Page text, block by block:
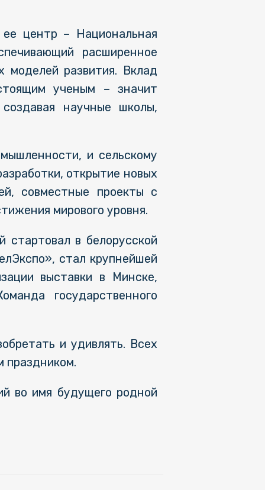
центр – Национальная
расширенное
моделей развития. Вклад
ученым – значит
научные школы,
и сельскому
открытие новых
совместные проекты с
мирового уровня.
стартовал в белорусской
стал крупнейшей
выставки в Минске,
государственного
и удивлять. Всех
праздником.
во имя будущего родной